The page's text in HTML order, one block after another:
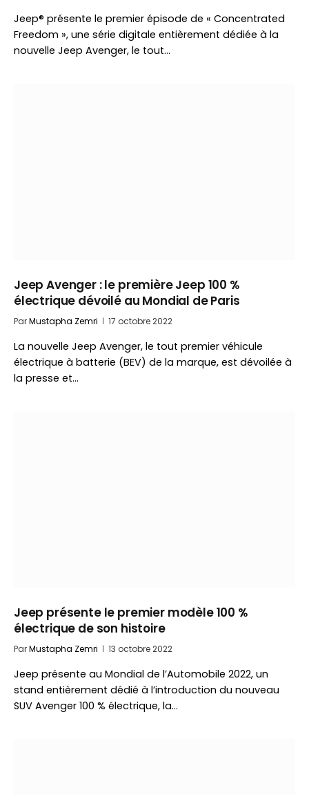
Jeep® présente le premier épisode de « Concentrated
Freedom », une série digitale entièrement dédiée à la
nouvelle Jeep Avenger, le tout…
Jeep Avenger : le première Jeep 100 %
électrique dévoilé au Mondial de Paris
ParMustapha Zemri 17 octobre 2022
La nouvelle Jeep Avenger, le tout premier véhicule
électrique à batterie (BEV) de la marque, est dévoilée à
la presse et…
Jeep présente le premier modèle 100 %
électrique de son histoire
ParMustapha Zemri 13 octobre 2022
Jeep présente au Mondial de l’Automobile 2022, un
stand entièrement dédié à l’introduction du nouveau
SUV Avenger 100 % électrique, la…